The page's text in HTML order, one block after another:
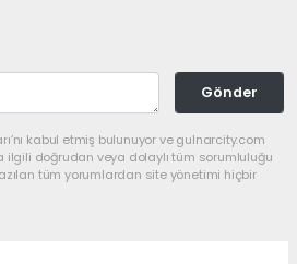
Gönder
kabul etmiş bulunuyor ve gulnarcity.com
ilgili doğrudan veya dolaylı tüm sorumluluğu
tüm yorumlardan site yönetimi hiçbir